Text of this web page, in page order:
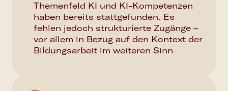
Themenfeld KI und KI-Kompetenzen
haben bereits stattgefunden. Es
fehlen jedoch strukturierte Zugänge –
vor allem in Bezug auf den Kontext der
Bildungsarbeit im weiteren Sinn